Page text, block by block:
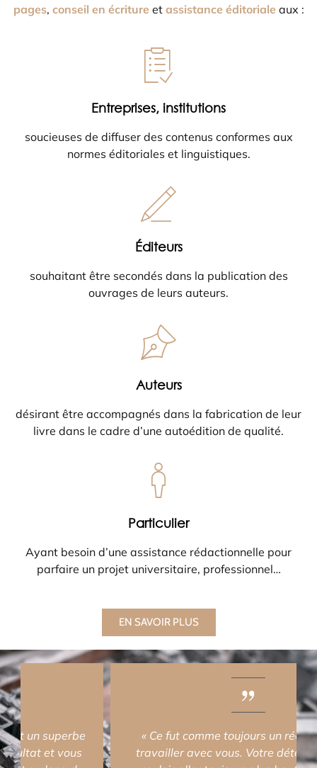
pages, conseil en écriture et assistance éditoriale aux :
Entreprises, institutions
soucieuses de diffuser des contenus conformes aux
normes éditoriales et linguistiques.
Éditeurs
souhaitant être secondés dans la publication des
ouvrages de leurs auteurs.
Auteurs
désirant être accompagnés dans la fabrication de leur
livre dans le cadre d’une autoédition de qualité.
Particulier
Ayant besoin d’une assistance rédactionnelle pour
parfaire un projet universitaire, professionnel…
EN SAVOIR PLUS
« Ce fut comme toujours un réel plaisir de
travailler avec vous. Votre détermination à